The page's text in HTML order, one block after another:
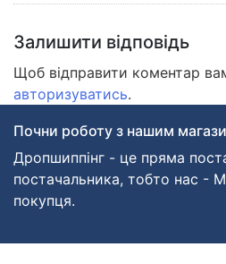
Залишити відповідь
Щоб відправити коментар
авторизуватись.
Почни роботу з нашим
Дропшиппінг - це пряма
постачальника, тобто нас -
покупця.